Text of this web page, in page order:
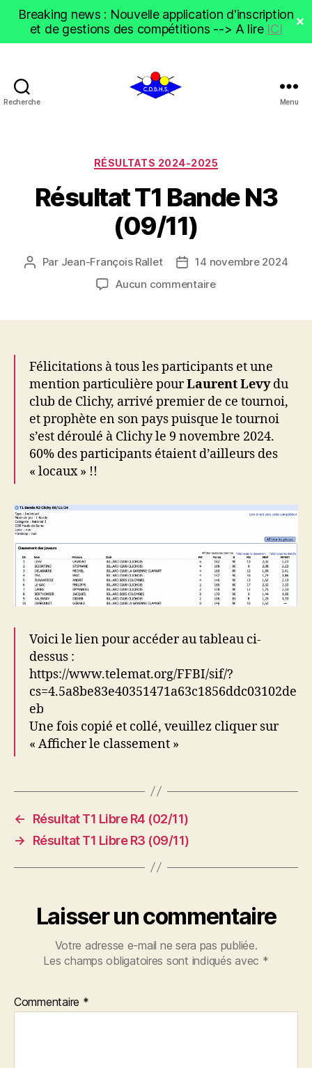
Breaking news : Nouvelle application d'inscription
et de gestions des compétitions --> A lire ICI ✕
Recherche Menu
Catégories
RÉSULTATS 2024-2025
Résultat T1 Bande N3
(09/11)
Auteur
Par Jean-François Rallet
Date
de
14 novembre 2024
Aucun commentairesur
(09/11)
Félicitations à tous les participants et une
mention particulière pourLaurent Levydu
club de Clichy, arrivé premier de ce tournoi,
et prophète en son pays puisque le tournoi
s’est déroulé à Clichy le 9 novembre 2024.
60% des participants étaient d’ailleurs des
« locaux » !!
Voici le lien pour accéder au tableau ci-
dessus :
https://www.telemat.org/FFBI/sif/?
cs=4.5a8be83e40351471a63c1856ddc03102de
eb
Une fois copié et collé, veuillez cliquer sur
« Afficher le classement »
←
Résultat T1 Libre R4 (02/11)
→
Résultat T1 Libre R3 (09/11)
Laisser un commentaire
Votre adresse e-mail ne sera pas publiée.
Les champs obligatoires sont indiqués avec *
Commentaire *